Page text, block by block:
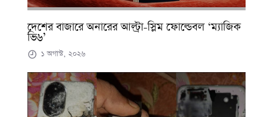
দেশের বাজারে অনারের আল্ট্রা-স্লিম ফোল্ডেবল ‘ম্যাজিক
ভি৬’
১ অগাস্ট, ২০২৬